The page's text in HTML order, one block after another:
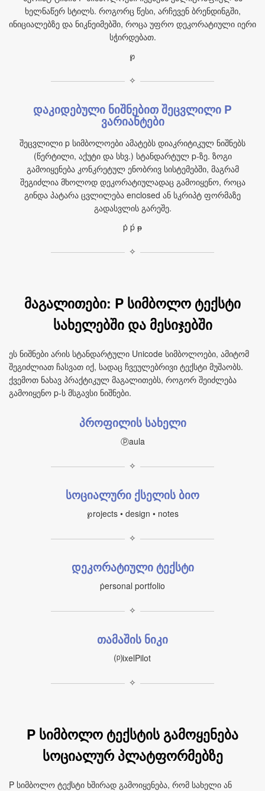
ხელნაწერ სტილს. როგორც წესი, არჩევენ ბრენდინგში,
ინიციალებზე და ნიკნეიმებში, როცა უფრო დეკორატიული იერი
სჭირდებათ.
℘
✧
დაკიდებული ნიშნებით შეცვლილი P
ვარიანტები
შეცვლილი p სიმბოლოები ამატებს დიაკრიტიკულ ნიშნებს
(წერტილი, აქუტი და სხვ.) სტანდარტულ p‑ზე. ზოგი
გამოიყენება კონკრეტულ ენობრივ სისტემებში, მაგრამ
შეგიძლია მხოლოდ დეკორატიულადაც გამოიყენო, როცა
გინდა პატარა ცვლილება enclosed ან სკრიპტ ფორმაზე
გადასვლის გარეშე.
ṗ ṕ ᵽ
✧
მაგალითები: P სიმბოლო ტექსტი
სახელებში და მესიჯებში
ეს ნიშნები არის სტანდარტული Unicode სიმბოლოები, ამიტომ
შეგიძლიათ ჩასვათ იქ, სადაც ჩვეულებრივი ტექსტი მუშაობს.
ქვემოთ ნახავ პრაქტიკულ მაგალითებს, როგორ შეიძლება
გამოიყენო p‑ს მსგავსი ნიშნები.
პროფილის სახელი
ⓟaula
✧
სოციალური ქსელის ბიო
℘rojects • design • notes
✧
დეკორატიული ტექსტი
ṗersonal portfolio
✧
თამაშის ნიკი
⒫ixelPilot
✧
P სიმბოლო ტექსტის გამოყენება
სოციალურ პლატფორმებზე
P სიმბოლო ტექსტი ხშირად გამოიყენება, რომ სახელი ან